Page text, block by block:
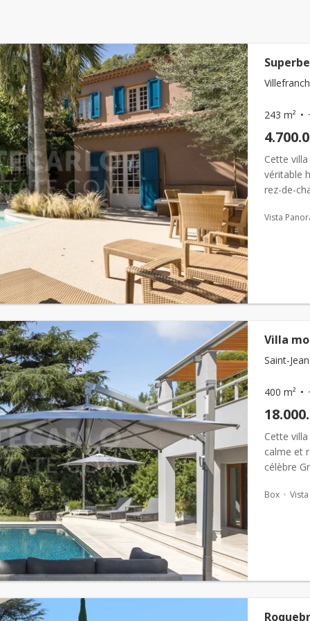
243 m²
Cette
véritable
rez-de-
Vista
Villa
Saint-
400 m²
Cette
calme et
célèbre
Box